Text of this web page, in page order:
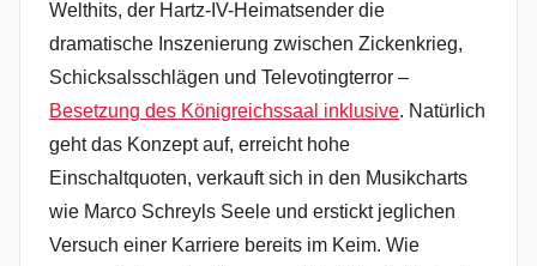
Welthits, der Hartz-IV-Heimatsender die
dramatische Inszenierung zwischen Zickenkrieg,
Schicksalsschlägen und Televotingterror –
Besetzung des Königreichssaal inklusive. Natürlich
geht das Konzept auf, erreicht hohe
Einschaltquoten, verkauft sich in den Musikcharts
wie Marco Schreyls Seele und erstickt jeglichen
Versuch einer Karriere bereits im Keim. Wie